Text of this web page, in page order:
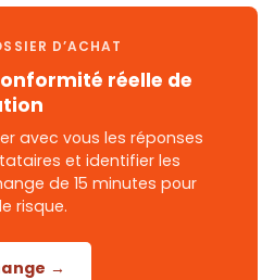
D’ACHAT
réelle de
avec vous les réponses
et identifier les
de 15 minutes pour
risque.
→